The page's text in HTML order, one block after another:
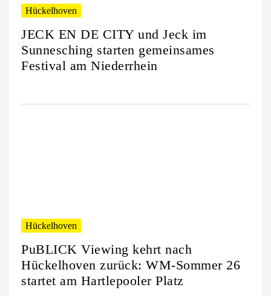
Hückelhoven
JECK EN DE CITY und Jeck im
Sunnesching starten gemeinsames
Festival am Niederrhein
Hückelhoven
PuBLICK Viewing kehrt nach
Hückelhoven zurück: WM-Sommer 26
startet am Hartlepooler Platz